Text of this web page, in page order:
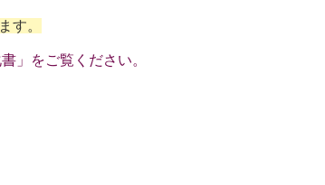
す。
」をご覧ください。